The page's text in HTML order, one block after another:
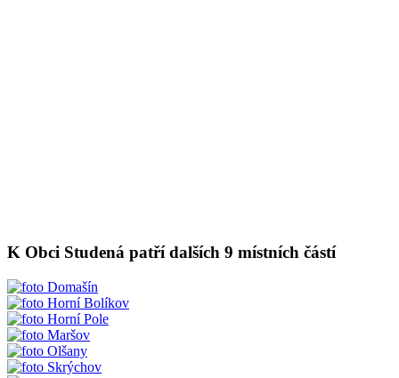
K Obci Studená patří dalších 9 místních částí
Domašín
Horní Bolíkov
Horní Pole
Maršov
Olšany
Skrýchov